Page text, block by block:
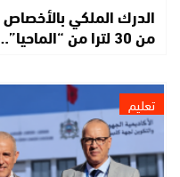
الدرك الملكي
من 30 لترا من “الماحيا”…
تعليم